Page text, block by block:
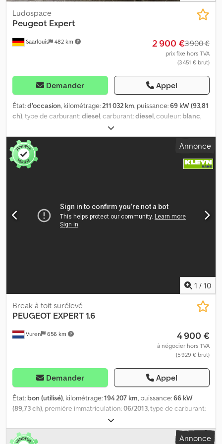
Saarlouis 482 km
Ludospace
Peugeot Expert
2 900 €3 900 €
prix fixe hors TVA
(3 451 € brut)
Demander Appel
État:d'occasion, kilométrage:211 032 km, puissance:69 kW (93,81
ch), type de carburant:diesel, carburant:diesel, couleur: blanc,
, Peugeot Expert L 3 Moteur
endommagé !!! Année : 2013 Crsdpfx Aeydb N Hja Tjf Kilométrage :
211 032 km Climatisation / AC Boîte de vitesses manuelle 2 places
Fourgon tôlé Attelage de remorque Porte latérale coulissante à
droite
Annonce
1 / 10
Vuren 656 km
Break à toit surélevé
PEUGEOT EXPERT 1.6
4 900 €
à négocier hors TVA
(5 929 € brut)
Demander Appel
État: bon (utilisé), kilométrage:194 207 km, puissance:66 kW
(89,73 ch), première immatriculation:06/2013, type de carburant:
215/65R15
4x2, empattement:3 000 mm, carburant:diesel, couleur:blanc,
cabine conducteur:
Annonce